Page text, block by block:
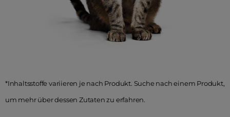
*Inhaltsstoffe variieren je nach Produkt. Suche nach einem Produkt,
um mehr über dessen Zutaten zu erfahren.